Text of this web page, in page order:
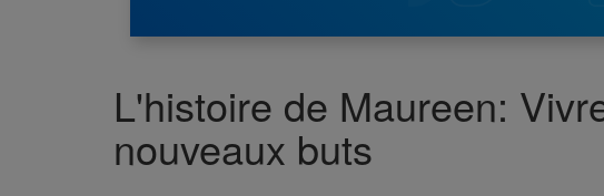
L'histoire de Maureen:
nouveaux buts